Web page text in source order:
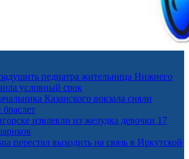
педиатра жительница Нижнего
условный срок
Казанского вокзала сняли
извлекли из желудка девочки 17
перестал выходить на связь в Иркутской